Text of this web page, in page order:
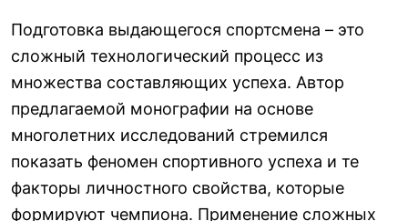
Подготовка выдающегося спортсмена – это
сложный технологический процесс из
множества составляющих успеха. Автор
предлагаемой монографии на основе
многолетних исследований стремился
показать феномен спортивного успеха и те
факторы личностного свойства, которые
формируют чемпиона. Применение сложных